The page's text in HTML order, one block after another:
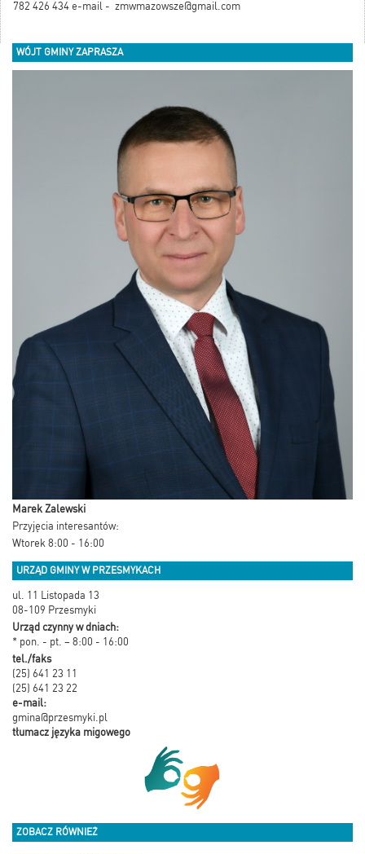
782 426 434 e-mail - zmwmazowsze@gmail.com
WÓJT GMINY ZAPRASZA
Marek Zalewski
Przyjęcia interesantów:
Wtorek 8:00 - 16:00
URZĄD GMINY W PRZESMYKACH
ul. 11 Listopada 13
08-109 Przesmyki
Urząd czynny w dniach:
* pon. - pt. – 8:00 - 16:00
tel./faks
(25) 641 23 11
(25) 641 23 22
e-mail:
gmina@przesmyki.pl
tłumacz języka migowego
ZOBACZ RÓWNIEŻ